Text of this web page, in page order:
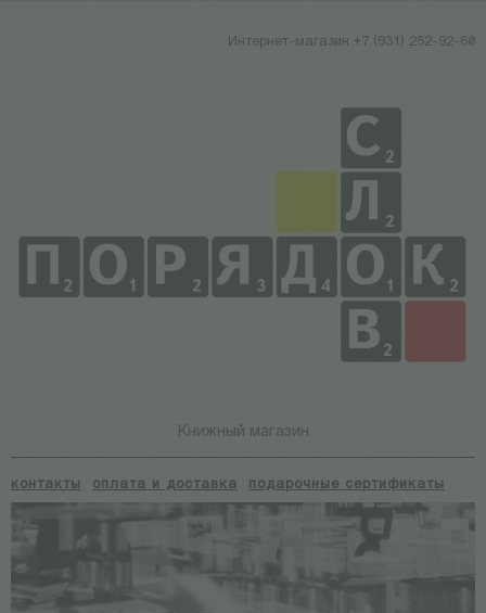
Интернет-магазин +7 (931) 252-92-60
Книжный магазин
контакты оплата и доставка подарочные сертификаты